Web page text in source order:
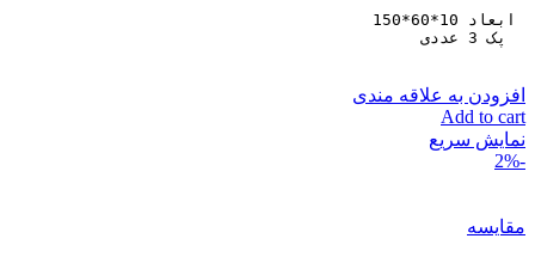
  پک 3 عددی
افزودن به علاقه مندی
Add to cart
نمایش سریع
-2%
مقايسه